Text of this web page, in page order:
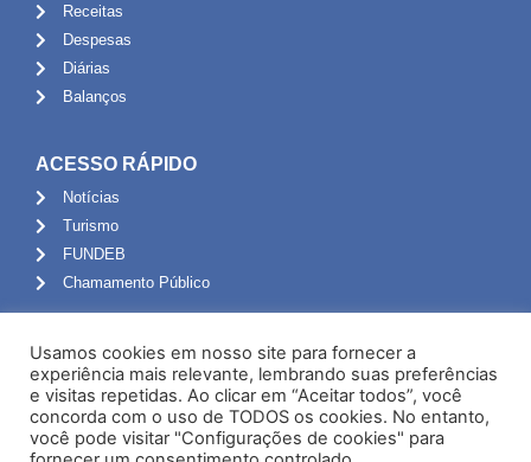
Receitas
Despesas
Diárias
Balanços
ACESSO RÁPIDO
Notícias
Turismo
FUNDEB
Chamamento Público
Portal do Servidor
Webmail
Administração
Usamos cookies em nosso site para fornecer a
experiência mais relevante, lembrando suas preferências
e visitas repetidas. Ao clicar em “Aceitar todos”, você
concorda com o uso de TODOS os cookies. No entanto,
você pode visitar "Configurações de cookies" para